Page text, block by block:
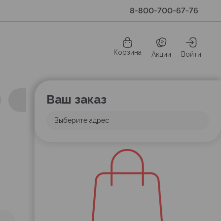
8-800-700-67-76
Корзина Акции Войти
Ваш заказ
Выберите адрес